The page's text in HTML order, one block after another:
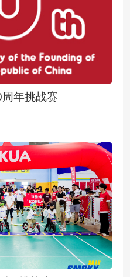
年挑战赛